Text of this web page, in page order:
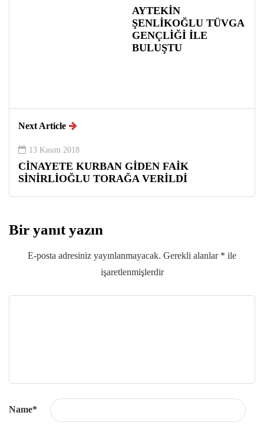
AYTEKİN
ŞENLİKOĞLU TÜVGA
GENÇLİĞİ İLE
BULUŞTU
Next Article
13 Kasım 2018
CİNAYETE KURBAN GİDEN FAİK
SİNİRLİOĞLU TORAĞA VERİLDİ
Bir yanıt yazın
E-posta adresiniz yayınlanmayacak. Gerekli alanlar * ile
işaretlenmişlerdir
Name*